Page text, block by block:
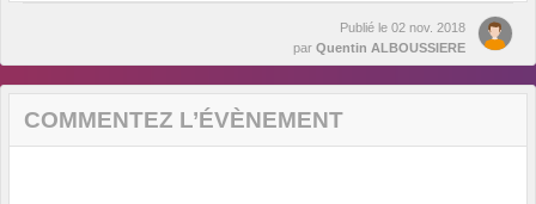
Publié le 02 nov. 2018
par Quentin ALBOUSSIERE
COMMENTEZ L’ÉVÈNEMENT